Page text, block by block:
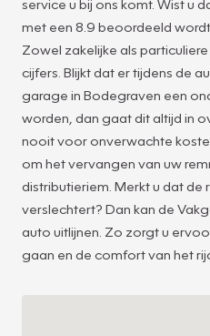
service u bij ons komt. Wist u
met een 8.9 beoordeeld
Zowel zakelijke als
cijfers. Blijkt dat er tijdens de
garage in Bodegraven een
worden, dan gaat dit altijd in
nooit voor onverwachte
om het vervangen van uw
distributieriem. Merkt u dat de
verslechtert? Dan kan de
auto uitlijnen. Zo zorgt u
gaan en de comfort van het